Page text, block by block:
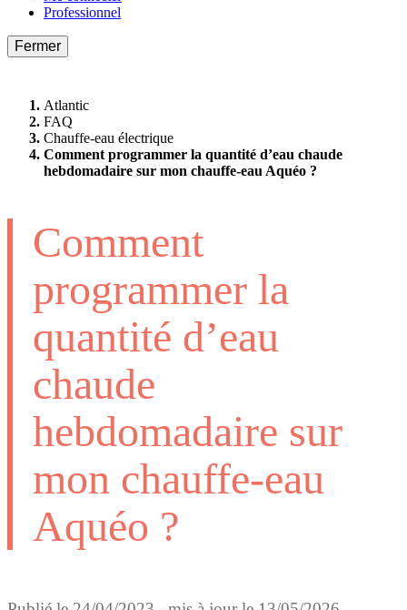
Professionnel
Fermer
Atlantic
FAQ
Chauffe-eau électrique
Comment programmer la quantité d’eau chaude
hebdomadaire sur mon chauffe-eau Aquéo ?
Comment
programmer la
quantité d’eau
chaude
hebdomadaire sur
mon chauffe-eau
Aquéo ?